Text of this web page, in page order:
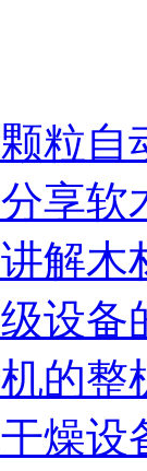
粒自
享软
解
设备
的整
燥设